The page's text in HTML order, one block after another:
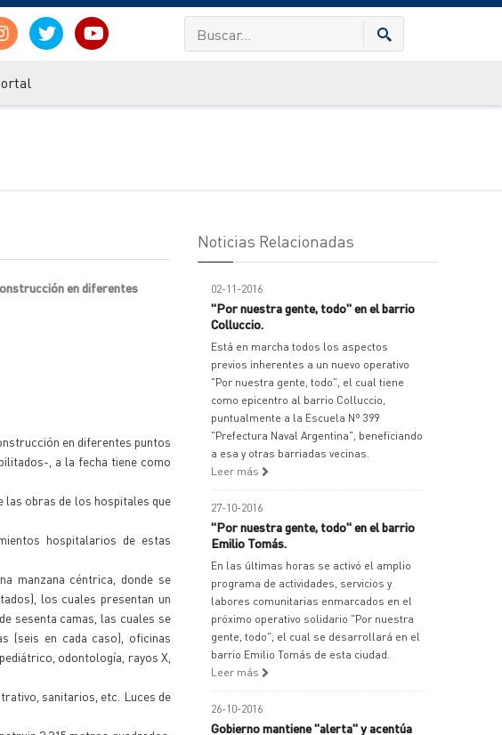
en diferentes
en diferentes puntos
, a la fecha tiene como
las obras de los hospitales que
hospitalarios de estas
manzana céntrica, donde se
los cuales presentan un
sesenta camas, las cuales se
(seis en cada caso), oficinas
odontología, rayos X,
sanitarios, etc. Luces de
Noticias Relacionadas
02-11-2016
"Por nuestra gente, todo" en el barrio
Colluccio.
Está en marcha todos los aspectos
previos inherentes a un nuevo operativo
"Por nuestra gente, todo", el cual tiene
como epicentro al barrio Colluccio,
puntualmente a la Escuela Nº 399
"Prefectura Naval Argentina", beneficiando
a esa y otras barriadas vecinas.
Leer más
27-10-2016
"Por nuestra gente, todo" en el barrio
Emilio Tomás.
En las últimas horas se activó el amplio
programa de actividades, servicios y
labores comunitarias enmarcados en el
próximo operativo solidario "Por nuestra
gente, todo", el cual se desarrollará en el
barrio Emilio Tomás de esta ciudad.
Leer más
26-10-2016
Gobierno mantiene "alerta" y acentúa